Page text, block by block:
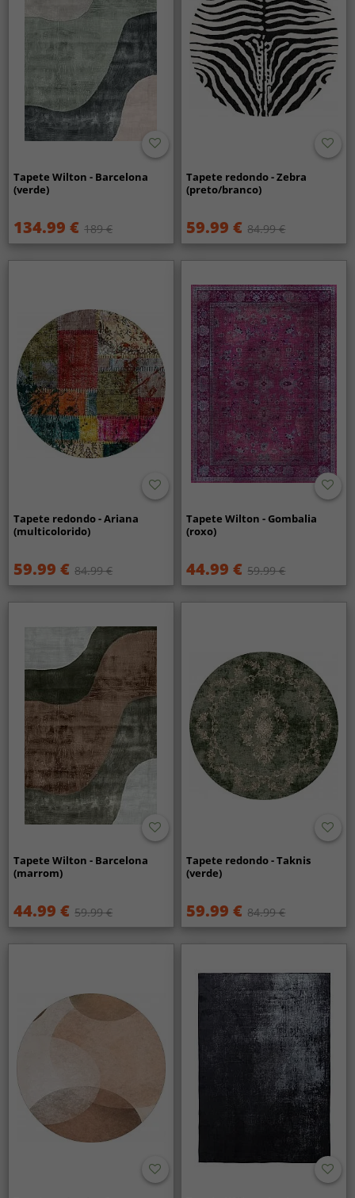
Tapete Wilton - Barcelona
(verde)
134.99 € 189 €
Tapete redondo - Zebra
(preto/branco)
59.99 € 84.99 €
Tapete redondo - Ariana
(multicolorido)
59.99 € 84.99 €
Tapete Wilton - Gombalia
(roxo)
44.99 € 59.99 €
Tapete Wilton - Barcelona
(marrom)
44.99 € 59.99 €
Tapete redondo - Taknis
(verde)
59.99 € 84.99 €